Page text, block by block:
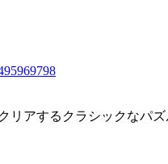
95969798
リアするクラシックなパ